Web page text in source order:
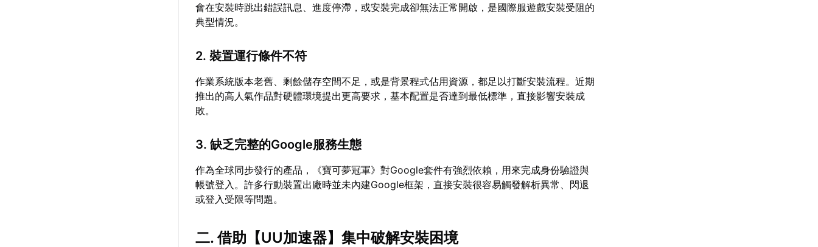
會在安裝時跳出錯誤訊息、進度停滯，或安裝完成卻無法正常開啟，是國際服遊戲安裝受阻的
典型情況。
2. 裝置運行條件不符
作業系統版本老舊、剩餘儲存空間不足，或是背景程式佔用資源，都足以打斷安裝流程。近期
推出的高人氣作品對硬體環境提出更高要求，基本配置是否達到最低標準，直接影響安裝成
敗。
3. 缺乏完整的Google服務生態
作為全球同步發行的產品，《寶可夢冠軍》對Google套件有強烈依賴，用來完成身份驗證與
帳號登入。許多行動裝置出廠時並未內建Google框架，直接安裝很容易觸發解析異常、閃退
或登入受限等問題。
二. 借助【UU加速器】集中破解安裝困境